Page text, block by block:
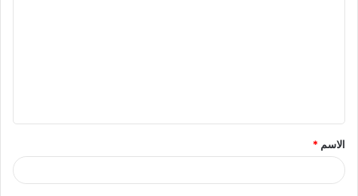
ق
*
الاسم *